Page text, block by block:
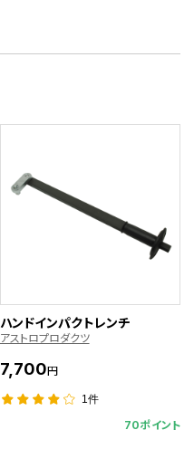
ハンドインパクトレンチ
アストロプロダクツ
7,700円
1件
70ポイント